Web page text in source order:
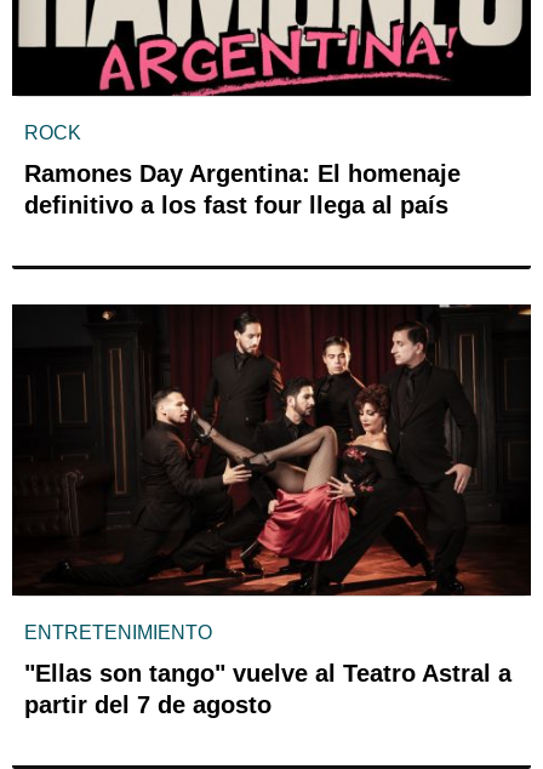
ROCK
Ramones Day Argentina: El homenaje
definitivo a los fast four llega al país
ENTRETENIMIENTO
"Ellas son tango" vuelve al Teatro Astral a
partir del 7 de agosto